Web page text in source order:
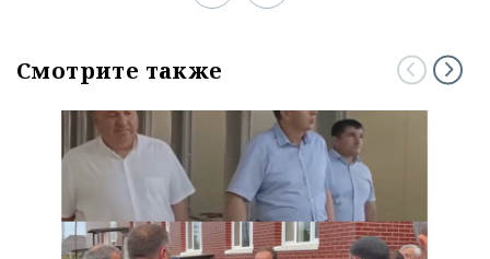
Смотрите также